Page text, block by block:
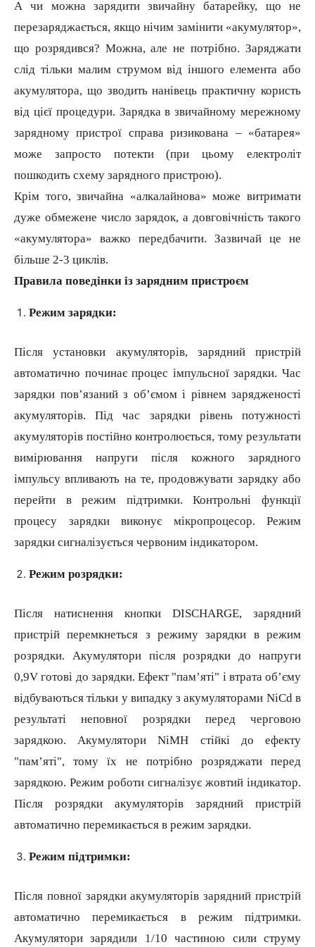
А чи можна зарядити звичайну батарейку, що не
перезаряджається, якщо нічим замінити «акумулятор»,
що розрядився? Можна, але не потрібно. Заряджати
слід тільки малим струмом від іншого елемента або
акумулятора, що зводить нанівець практичну користь
від цієї процедури. Зарядка в звичайному мережному
зарядному пристрої справа ризикована – «батарея»
може запросто потекти (при цьому електроліт
пошкодить схему зарядного пристрою).
Крім того, звичайна «алкалайнова» може витримати
дуже обмежене число зарядок, а довговічність такого
«акумулятора» важко передбачити. Зазвичай це не
більше 2-3 циклів.
Правила поведінки із зарядним пристроєм
Режим зарядки:
Після установки акумуляторів, зарядний пристрій
автоматично починає процес імпульсної зарядки. Час
зарядки пов’язаний з об’ємом і рівнем зарядженості
акумуляторів. Під час зарядки рівень потужності
акумуляторів постійно контролюється, тому результати
вимірювання напруги після кожного зарядного
імпульсу впливають на те, продовжувати зарядку або
перейти в режим підтримки. Контрольні функції
процесу зарядки виконує мікропроцесор. Режим
зарядки сигналізується червоним індикатором.
Режим розрядки:
Після натиснення кнопки DISCHARGE, зарядний
пристрій перемкнеться з режиму зарядки в режим
розрядки. Акумулятори після розрядки до напруги
0,9V готові до зарядки. Ефект "пам’яті" і втрата об’єму
відбуваються тільки у випадку з акумуляторами NiCd в
результаті неповної розрядки перед черговою
зарядкою. Акумулятори NiMH стійкі до ефекту
"пам’яті", тому їх не потрібно розряджати перед
зарядкою. Режим роботи сигналізує жовтий індикатор.
Після розрядки акумуляторів зарядний пристрій
автоматично перемикається в режим зарядки.
Режим підтримки:
Після повної зарядки акумуляторів зарядний пристрій
автоматично перемикається в режим підтримки.
Акумулятори зарядили 1/10 частиною сили струму